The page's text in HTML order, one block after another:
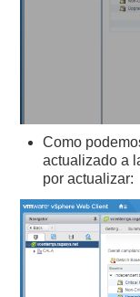
Como
actualizado a
por actualizar: